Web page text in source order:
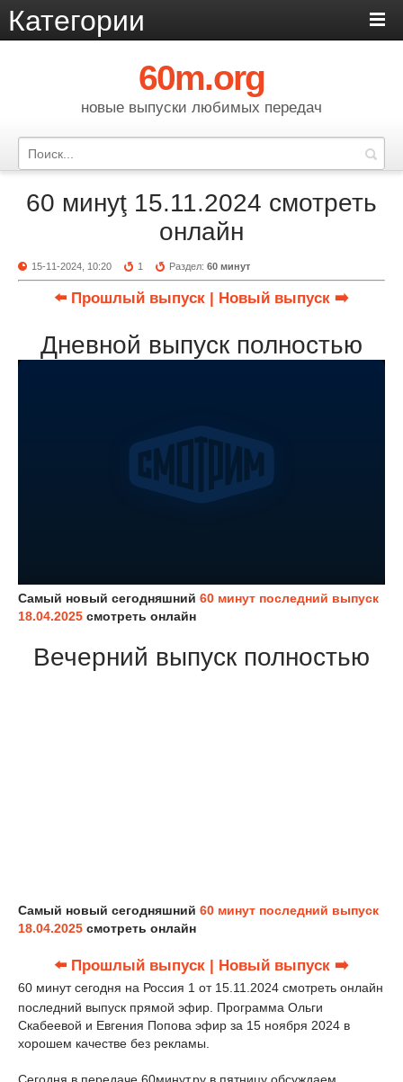
Категории
60m.org
новые выпуски любимых передач
60 минуţ 15.11.2024 смотреть
онлайн
15-11-2024, 10:20 1 Раздел:60 минут
⬅️ Прошлый выпуск | Новый выпуск ➡️
Дневной выпуск полностью
Самый новый сегодняшний 60 минут последний выпуск
18.04.2025 смотреть онлайн
Вечерний выпуск полностью
Самый новый сегодняшний 60 минут последний выпуск
18.04.2025 смотреть онлайн
⬅️ Прошлый выпуск | Новый выпуск ➡️
60 минут сегодня на Россия 1 от 15.11.2024 смотреть онлайн
последний выпуск прямой эфир. Программа Ольги
Скабеевой и Евгения Попова эфир за 15 ноября 2024 в
хорошем качестве без рекламы.